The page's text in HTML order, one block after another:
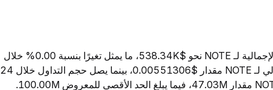
اعتبارًا من 8 أغسطس 2026، تبلغ القيمة السوقية الإجمالية لـ NOTE نحو $538.34K، ما يمثل تغيرًا بنسبة 0.00% خلال
الساعات الأربع والعشرين الماضية. ويبلغ السعر الحالي لـ NOTE مقدار $0.00551306، بينما يصل حجم التداول خلال 24
ساعة إلى $65.29. ويبلغ المعروض المتداول من NOTE مقدار 47.03M، فيما يبلغ الحد الأقصى للمعروض 100.00M.